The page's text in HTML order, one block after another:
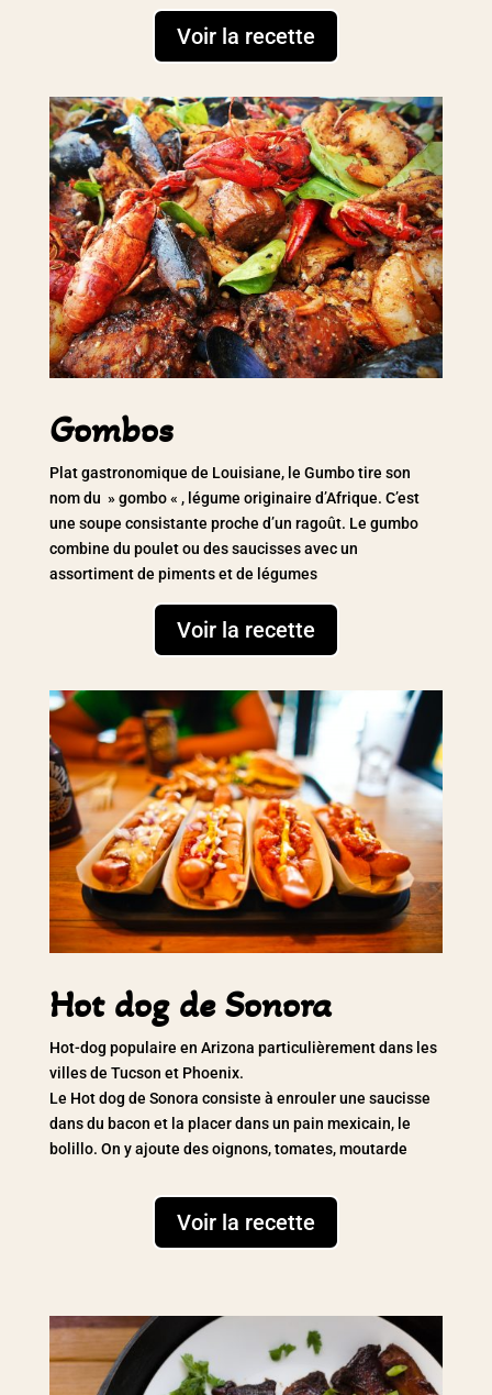
Voir la recette
Gombos
Plat gastronomique de Louisiane, le Gumbo tire son
nom du » gombo « , légume originaire d’Afrique. C’est
une soupe consistante proche d’un ragoût. Le gumbo
combine du poulet ou des saucisses avec un
assortiment de piments et de légumes
Voir la recette
Hot dog de Sonora
Hot-dog populaire en Arizona particulièrement dans les
villes de Tucson et Phoenix.
Le Hot dog de Sonora consiste à enrouler une saucisse
dans du bacon et la placer dans un pain mexicain, le
bolillo. On y ajoute des oignons, tomates, moutarde
Voir la recette